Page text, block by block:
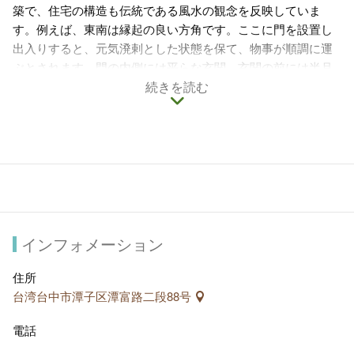
築で、住宅の構造も伝統である風水の観念を反映していま
す。例えば、東南は縁起の良い方角です。ここに門を設置し
出入りすると、元気溌剌とした状態を保て、物事が順調に運
ぶとされます。門の内側には平らな玄関、玄関の前には半月
の池と緑の竹林があり、気持ちの良い環境です。
摘星山荘の本物にそっくりなコーチ陶器、上品な石の彫刻、
は一見の価値があります。入場するにはガイド付きツアーを
続きを読む
インフォメーション
住所
台湾台中市潭子区潭富路二段88号
電話